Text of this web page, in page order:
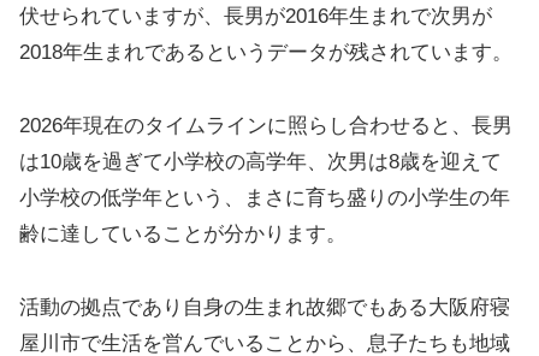
伏せられていますが、長男が2016年生まれで次男が
2018年生まれであるというデータが残されています。
2026年現在のタイムラインに照らし合わせると、長男
は10歳を過ぎて小学校の高学年、次男は8歳を迎えて
小学校の低学年という、まさに育ち盛りの小学生の年
齢に達していることが分かります。
活動の拠点であり自身の生まれ故郷でもある大阪府寝
屋川市で生活を営んでいることから、息子たちも地域